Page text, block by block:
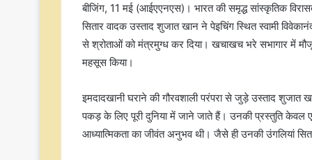
बीजिंग, 11 मई (आईएएनएस)। भारत की समृद्ध सांस्कृतिक
सितार वादक उस्ताद शुजात खान ने पेइचिंग स्थित स्वामी
से श्रोताओं को मंत्रमुग्ध कर दिया। खचाखच भरे सभागार में
महसूस किया।
इमदादखानी घराने की गौरवशाली परंपरा से जुड़े उस्ताद शुजात
पकड़ के लिए पूरी दुनिया में जाने जाते हैं। उनकी प्रस्तुति केवल
आध्यात्मिकता का जीवंत अनुभव थी। जैसे ही उनकी उंगलियां